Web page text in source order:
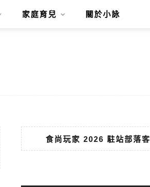
家庭育兒 關於小詠
食尚玩家 2026 駐站部落客